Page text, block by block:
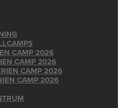
CAMP 2026
CAMP 2026
CAMP 2026
CAMP 2026